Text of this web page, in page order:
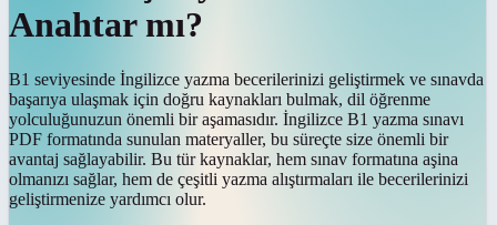
Anahtar mı?
B1 seviyesinde İngilizce yazma becerilerinizi geliştirmek ve sınavda
başarıya ulaşmak için doğru kaynakları bulmak, dil öğrenme
yolculuğunuzun önemli bir aşamasıdır. İngilizce B1 yazma sınavı
PDF formatında sunulan materyaller, bu süreçte size önemli bir
avantaj sağlayabilir. Bu tür kaynaklar, hem sınav formatına aşina
olmanızı sağlar, hem de çeşitli yazma alıştırmaları ile becerilerinizi
geliştirmenize yardımcı olur.